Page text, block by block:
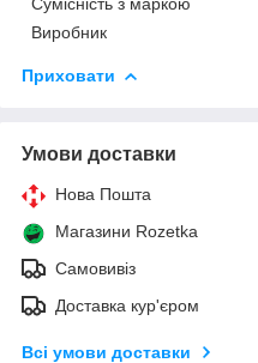
Виробник
Приховати
Умови доставки
Нова Пошта
Магазини Rozetka
Самовивіз
Доставка кур'єром
Всі умови доставки